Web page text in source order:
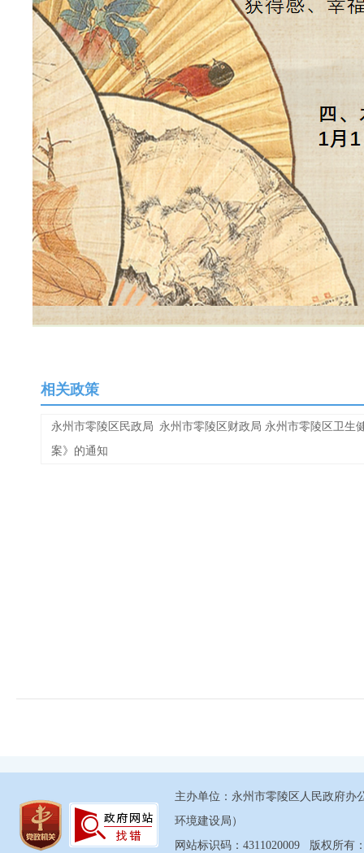
相关政策
永州市零陵区民政局 永州市零陵区财政局 永州市零陵区卫生
案》的通知
主办单位：永州市零陵区人民政府
环境建设局）
网站标识码：4311020009 版权所有